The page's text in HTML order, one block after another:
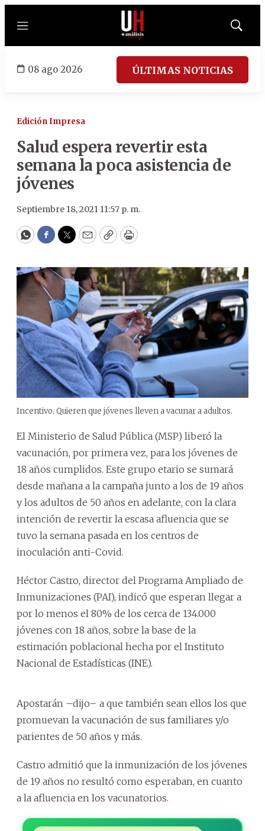
Menú
Mostrar
08 ago 2026 ÚLTIMAS NOTICIAS
Edición Impresa
Salud espera revertir esta
semana la poca asistencia de
jóvenes
Septiembre 18, 2021 11:57 p. m.
WhatsApp
Facebook
Twitter
EmailCopyPrint
Incentivo. Quieren que jóvenes lleven a vacunar a adultos.
El Ministerio de Salud Pública (MSP) liberó la
vacunación, por primera vez, para los jóvenes de
18 años cumplidos. Este grupo etario se sumará
desde mañana a la campaña junto a los de 19 años
y los adultos de 50 años en adelante, con la clara
intención de revertir la escasa afluencia que se
tuvo la semana pasada en los centros de
inoculación anti-Covid.
Héctor Castro, director del Programa Ampliado de
Inmunizaciones (PAI), indicó que esperan llegar a
por lo menos el 80% de los cerca de 134.000
jóvenes con 18 años, sobre la base de la
estimación poblacional hecha por el Instituto
Nacional de Estadísticas (INE).
Apostarán –dijo– a que también sean ellos los que
promuevan la vacunación de sus familiares y/o
parientes de 50 años y más.
Castro admitió que la inmunización de los jóvenes
de 19 años no resultó como esperaban, en cuanto
a la afluencia en los vacunatorios.